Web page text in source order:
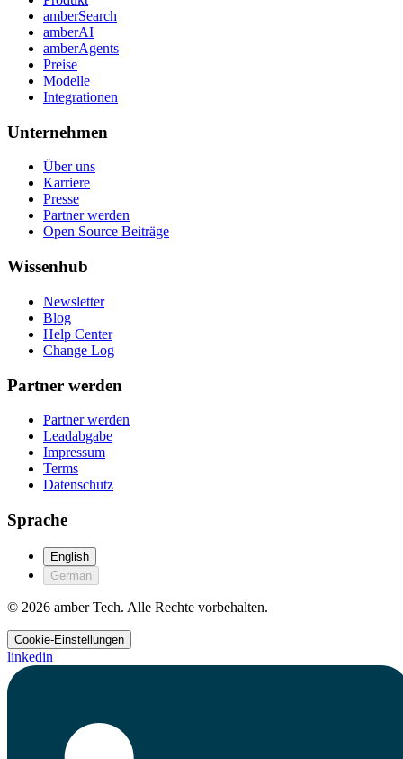
amberSearch
amberAI
amberAgents
Preise
Modelle
Integrationen
Unternehmen
Über uns
Karriere
Presse
Partner werden
Open Source Beiträge
Wissenhub
Newsletter
Blog
Help Center
Change Log
Partner werden
Partner werden
Leadabgabe
Impressum
Terms
Datenschutz
Sprache
English
German
© 2026 amber Tech. Alle Rechte vorbehalten.
Cookie-Einstellungen
linkedin